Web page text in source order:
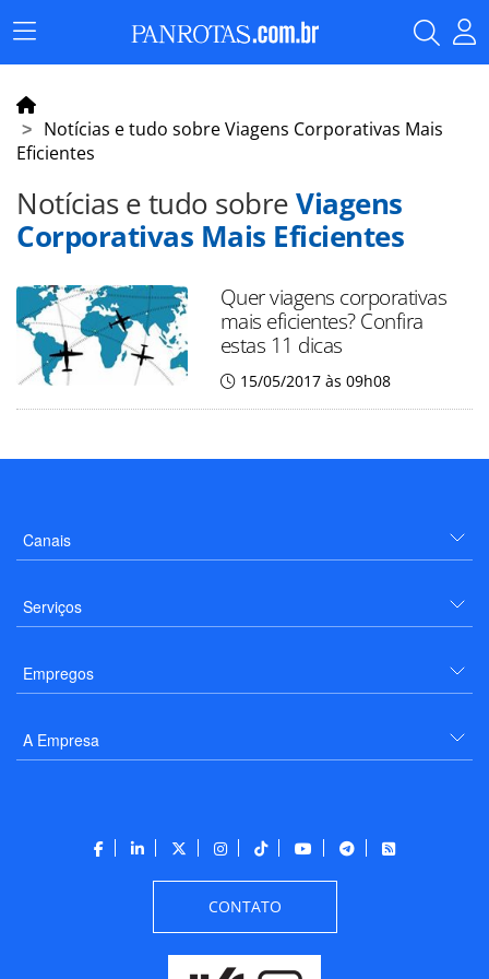
Menu
Principal
Notícias e tudo sobre Viagens Corporativas Mais
Eficientes
Notícias e tudo sobreViagens
Corporativas Mais Eficientes
Quer viagens corporativas
mais eficientes? Confira
estas 11 dicas
15/05/2017 às 09h08
Canais
Serviços
Empregos
A Empresa
CONTATO